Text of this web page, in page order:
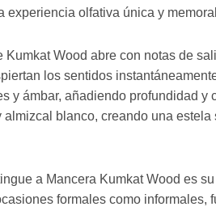
experiencia olfativa única y
Kumkat Wood abre con notas de
los sentidos
y ámbar, añadiendo profundidad y
blanco, creando una
a Mancera Kumkat Wood es
formales como informales,